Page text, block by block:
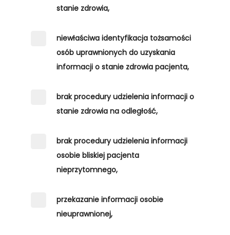
stanie zdrowia,
niewłaściwa identyfikacja tożsamości
osób uprawnionych do uzyskania
informacji o stanie zdrowia pacjenta,
brak procedury udzielenia informacji o
stanie zdrowia na odległość,
brak procedury udzielenia informacji
osobie bliskiej pacjenta
nieprzytomnego,
przekazanie informacji osobie
nieuprawnionej,